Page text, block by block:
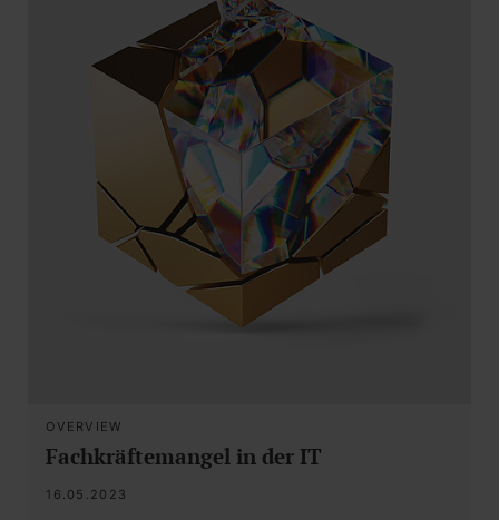
OVERVIEW
Fachkräftemangel in der IT
16.05.2023